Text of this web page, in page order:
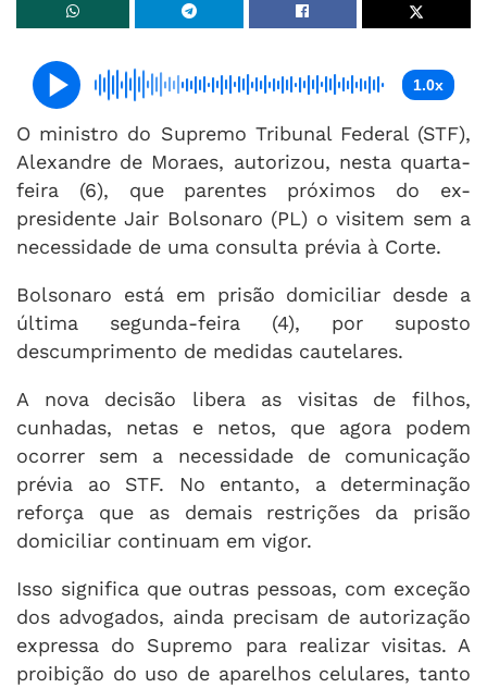
1.0x
O ministro do Supremo Tribunal Federal (STF),
Alexandre de Moraes, autorizou, nesta quarta-
feira (6), que parentes próximos do ex-
presidente Jair Bolsonaro (PL) o visitem sem a
necessidade de uma consulta prévia à Corte.
Bolsonaro está em prisão domiciliar desde a
última segunda-feira (4), por suposto
descumprimento de medidas cautelares.
A nova decisão libera as visitas de filhos,
cunhadas, netas e netos, que agora podem
ocorrer sem a necessidade de comunicação
prévia ao STF. No entanto, a determinação
reforça que as demais restrições da prisão
domiciliar continuam em vigor.
Isso significa que outras pessoas, com exceção
dos advogados, ainda precisam de autorização
expressa do Supremo para realizar visitas. A
proibição do uso de aparelhos celulares, tanto